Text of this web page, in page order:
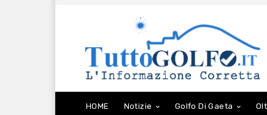
HOME Notizie Golfo Di Gaeta